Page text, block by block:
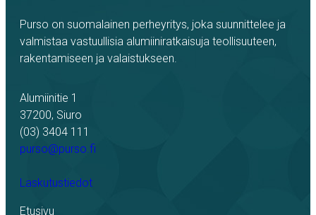
Purso on suomalainen perheyritys, joka suunnittelee ja
valmistaa vastuullisia alumiiniratkaisuja teollisuuteen,
rakentamiseen ja valaistukseen.
Alumiinitie 1
37200, Siuro
(03) 3404 111
purso@purso.fi
Laskutustiedot
Etusivu